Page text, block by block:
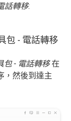
話轉移:
包 - 電話轉移
包 - 電話轉移在
，然後到達主